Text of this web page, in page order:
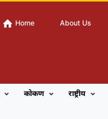
Home About Us
कोकण राष्ट्रीय